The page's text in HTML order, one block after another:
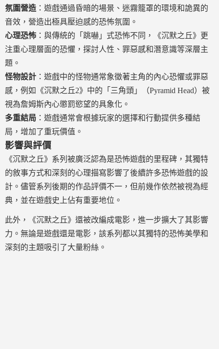
氛圍營造 ：遊戲通過昏暗的場景、迷霧籠罩的環境和詭異的
音效，營造出極具壓迫感的恐怖氛圍。
心理恐怖 ：與傳統的「跳嚇」式恐怖不同，《沉默之丘》更
注重心理層面的恐懼，探討人性、罪惡感和潛意識等深層主
題。
怪物設計 ：遊戲中的怪物通常象徵著主角的內心恐懼或罪惡
感，例如《沉默之丘2》中的「三角頭」（Pyramid Head）被
視為詹姆斯內心懲罰慾望的具象化。
多重結局 ：遊戲通常會根據玩家的選擇和行動提供多種結
局，增加了重玩價值。
影響與評價
《沉默之丘》系列被廣泛認為是恐怖遊戲的里程碑，其獨特
的敘事方式和深刻的心理描寫影響了後續許多恐怖遊戲的設
計。儘管系列後期的作品評價不一，但前幾作依然被視為經
典，並在遊戲史上佔有重要地位。
此外，《沉默之丘》還被改編成電影，進一步擴大了其影響
力。無論是遊戲還是電影，該系列都以其獨特的恐怖美學和
深刻的主題吸引了大量粉絲。